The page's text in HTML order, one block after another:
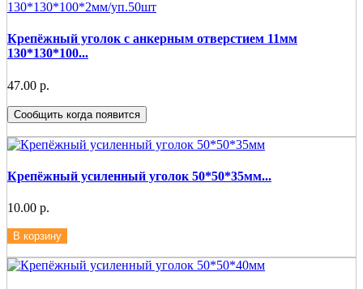
Крепёжный уголок с анкерным отверстием 11мм
130*130*100...
47.00 р.
Сообщить когда появится
Крепёжный усиленный уголок 50*50*35мм...
10.00 р.
В корзину